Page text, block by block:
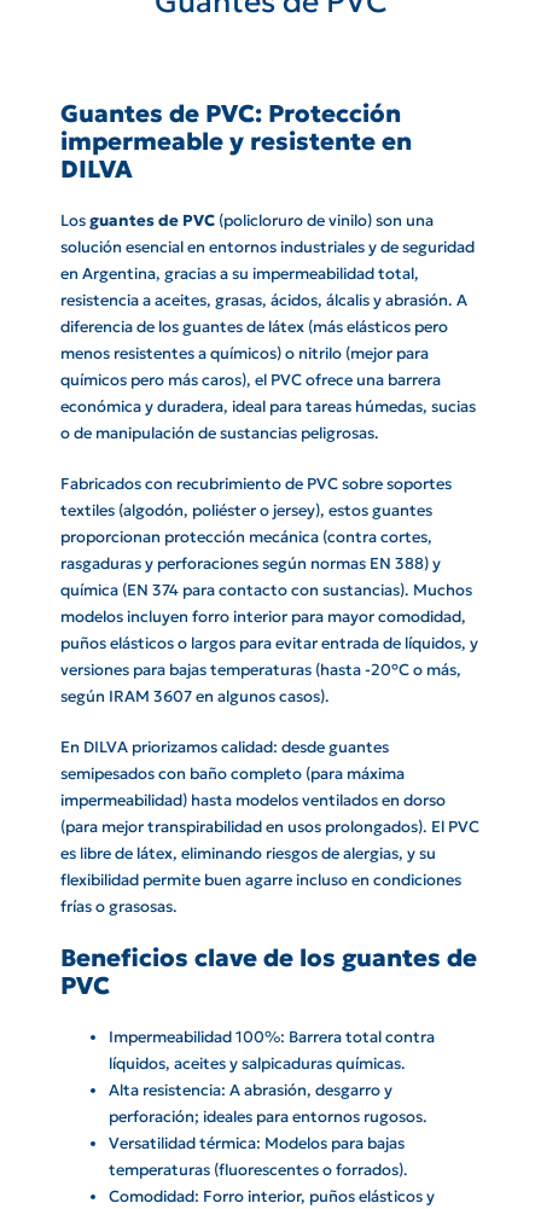
Guantes de PVC: Protección
impermeable y resistente en
DILVA
Losguantes de PVC(policloruro de vinilo) son una
solución esencial en entornos industriales y de seguridad
en Argentina, gracias a su impermeabilidad total,
resistencia a aceites, grasas, ácidos, álcalis y abrasión. A
diferencia de los guantes de látex (más elásticos pero
menos resistentes a químicos) o nitrilo (mejor para
químicos pero más caros), el PVC ofrece una barrera
económica y duradera, ideal para tareas húmedas, sucias
o de manipulación de sustancias peligrosas.
Fabricados con recubrimiento de PVC sobre soportes
textiles (algodón, poliéster o jersey), estos guantes
proporcionan protección mecánica (contra cortes,
rasgaduras y perforaciones según normas EN 388) y
química (EN 374 para contacto con sustancias). Muchos
modelos incluyen forro interior para mayor comodidad,
puños elásticos o largos para evitar entrada de líquidos, y
versiones para bajas temperaturas (hasta -20°C o más,
según IRAM 3607 en algunos casos).
En DILVA priorizamos calidad: desde guantes
semipesados con baño completo (para máxima
impermeabilidad) hasta modelos ventilados en dorso
(para mejor transpirabilidad en usos prolongados). El PVC
es libre de látex, eliminando riesgos de alergias, y su
flexibilidad permite buen agarre incluso en condiciones
frías o grasosas.
Beneficios clave de los guantes de
PVC
Impermeabilidad 100%: Barrera total contra
líquidos, aceites y salpicaduras químicas.
Alta resistencia: A abrasión, desgarro y
perforación; ideales para entornos rugosos.
Versatilidad térmica: Modelos para bajas
temperaturas (fluorescentes o forrados).
Comodidad: Forro interior, puños elásticos y